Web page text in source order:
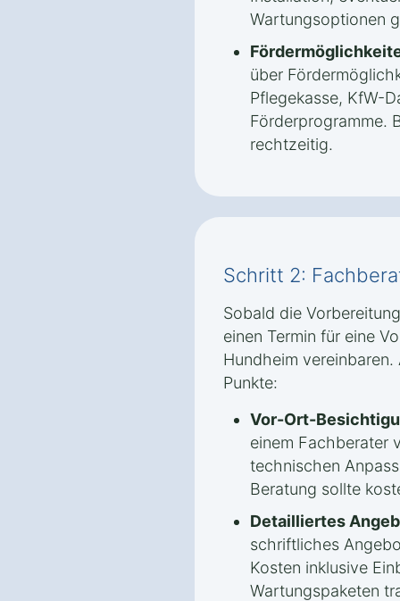
Wartungsoptionen
über
Pflegekasse, KfW-
Förderprogramme.
rechtzeitig.
Schritt 2:
Sobald die
einen Termin für eine
Hundheim
Punkte:
Vor-Ort-
einem Fachberater
technischen
Beratung sollte
Detailliertes
schriftliches
Kosten inklusive
Wartungspaketen